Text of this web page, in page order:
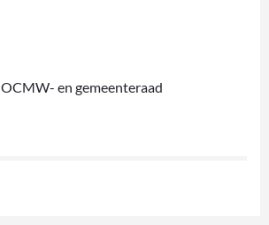
OCMW- en gemeenteraad